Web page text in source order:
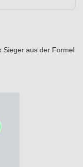
Sieger aus der Formel